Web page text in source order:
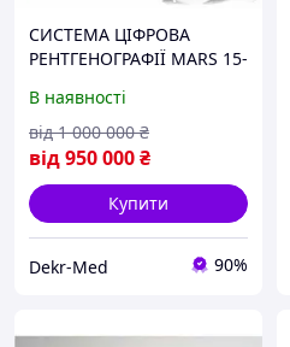
СИСТЕМА ЦІФРОВА
РЕНТГЕНОГРАФІЇ MARS 15-
(ІНДІЯ)
В наявності
від950 000₴
від 1 000 000 ₴
Купити
Dekr-Med 90%